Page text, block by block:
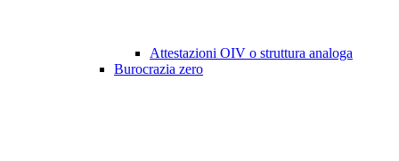
Attestazioni OIV o struttura analoga
Burocrazia zero